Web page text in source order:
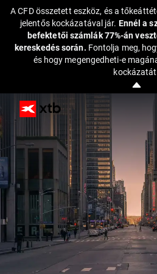
A CFD összetett eszköz, és a
jelentős kockázatával jár. Ennél a
befektetői számlák 77%-án
kereskedés során. Fontolja meg,
és hogy megengedheti-e